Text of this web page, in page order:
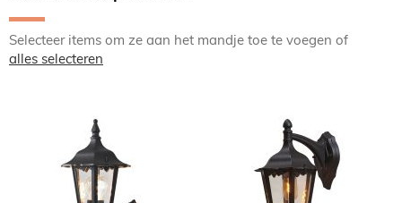
Selecteer items om ze aan het mandje toe te voegen of
alles selecteren